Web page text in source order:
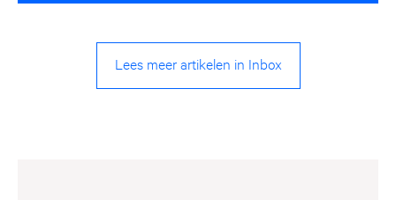
Lees meer artikelen in Inbox